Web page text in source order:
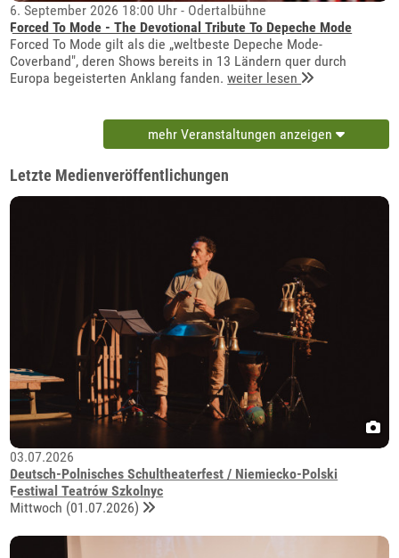
6. September 2026 18:00 Uhr - Odertalbühne
Forced To Mode - The Devotional Tribute To Depeche Mode
Forced To Mode gilt als die „weltbeste Depeche Mode-
Coverband", deren Shows bereits in 13 Ländern quer durch
Europa begeisterten Anklang fanden.weiter lesen
mehr Veranstaltungen anzeigen
Letzte Medienveröffentlichungen
03.07.2026
Deutsch-Polnisches Schultheaterfest / Niemiecko-Polski
Festiwal Teatrów Szkolnyc
Mittwoch (01.07.2026)